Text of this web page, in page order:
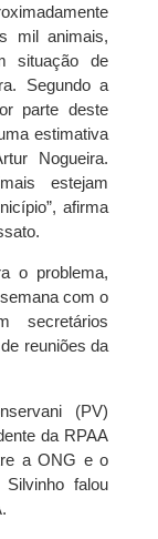
mil animais,
situação de
Segundo a
parte deste
estimativa
Nogueira.
estejam
afirma
o problema,
com o
secretários
reuniões da
(PV)
da RPAA
a ONG e o
falou